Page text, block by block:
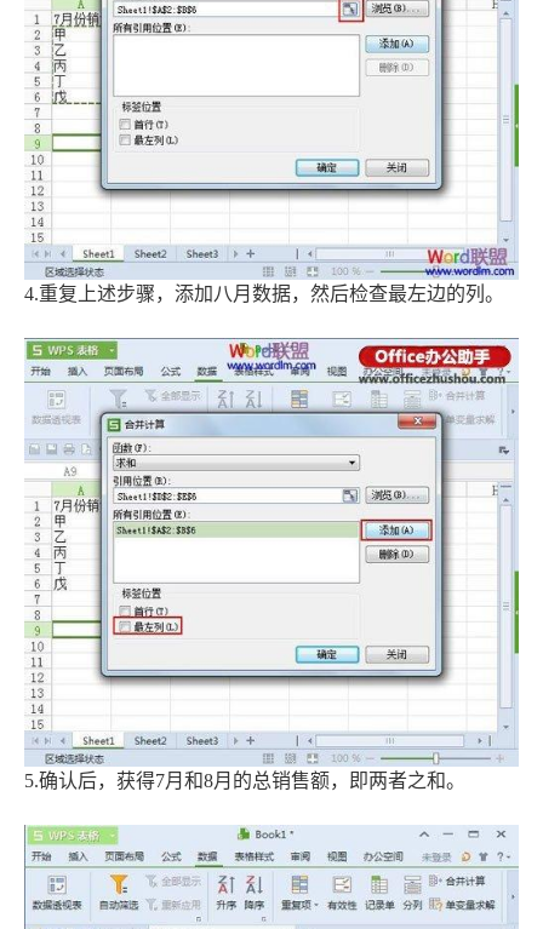
4.重复上述步骤，添加八月数据，然后检查最左边的列。
5.确认后，获得7月和8月的总销售额，即两者之和。